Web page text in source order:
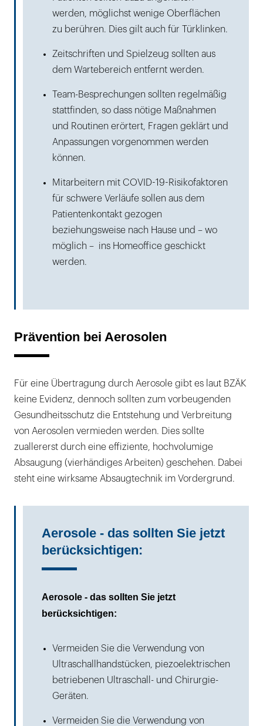
werden, möglichst wenige Oberflächen
zu berühren. Dies gilt auch für Türklinken.
Zeitschriften und Spielzeug sollten aus
dem Wartebereich entfernt werden.
Team-Besprechungen sollten regelmäßig
stattfinden, so dass nötige Maßnahmen
und Routinen erörtert, Fragen geklärt und
Anpassungen vorgenommen werden
können.
Mitarbeitern mit COVID-19-Risikofaktoren
für schwere Verläufe sollen aus dem
Patientenkontakt gezogen
beziehungsweise nach Hause und – wo
möglich – ins Homeoffice geschickt
werden.
Prävention bei Aerosolen
Für eine Übertragung durch Aerosole gibt es laut BZÄK
keine Evidenz, dennoch sollten zum vorbeugenden
Gesundheitsschutz die Entstehung und Verbreitung
von Aerosolen vermieden werden. Dies sollte
zuallererst durch eine effiziente, hochvolumige
Absaugung (vierhändiges Arbeiten) geschehen. Dabei
steht eine wirksame Absaugtechnik im Vordergrund.
Aerosole - das sollten Sie jetzt
berücksichtigen:
Aerosole - das sollten Sie jetzt
berücksichtigen:
Vermeiden Sie die Verwendung von
Ultraschallhandstücken, piezoelektrischen
betriebenen Ultraschall- und Chirurgie-
Geräten.
Vermeiden Sie die Verwendung von